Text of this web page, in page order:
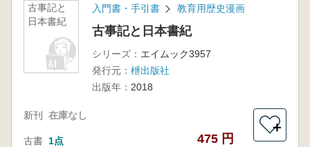
古事記と
日本書紀
入門書・手引書 教育用歴史漫画
古事記と日本書紀
シリーズ： エイムック3957
発行元： 枻出版社
出版年： 2018
新刊 在庫なし
古書 1点 475 円
＋